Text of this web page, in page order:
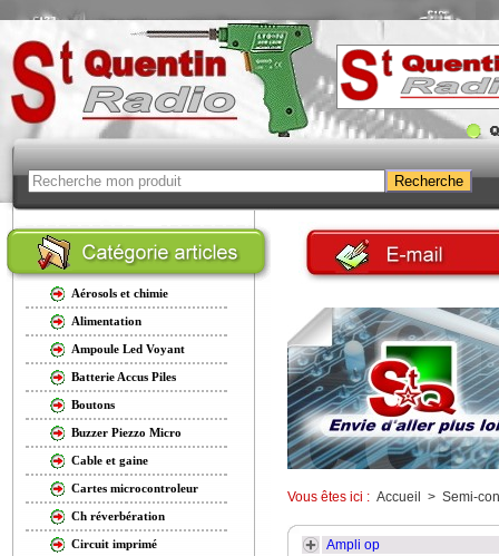
Aérosols et chimie
Alimentation
Ampoule Led Voyant
Batterie Accus Piles
Boutons
Buzzer Piezzo Micro
Cable et gaine
Cartes microcontroleur
Ch réverbération
Circuit imprimé
Vous êtes ici : Accueil > Semi-
Ampli op